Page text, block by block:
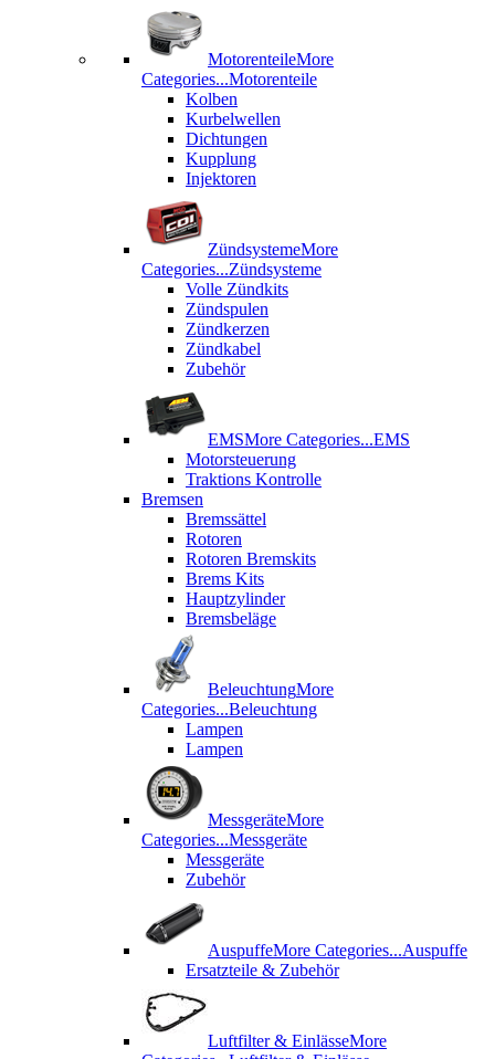
MotorenteileMore
Categories...Motorenteile
Kolben
Kurbelwellen
Dichtungen
Kupplung
Injektoren
ZündsystemeMore
Categories...Zündsysteme
Volle Zündkits
Zündspulen
Zündkerzen
Zündkabel
Zubehör
EMSMore Categories...EMS
Motorsteuerung
Traktions Kontrolle
Bremsen
Bremssättel
Rotoren
Rotoren Bremskits
Brems Kits
Hauptzylinder
Bremsbeläge
BeleuchtungMore
Categories...Beleuchtung
Lampen
Lampen
MessgeräteMore
Categories...Messgeräte
Messgeräte
Zubehör
AuspuffeMore Categories...Auspuffe
Ersatzteile & Zubehör
Luftfilter & EinlässeMore